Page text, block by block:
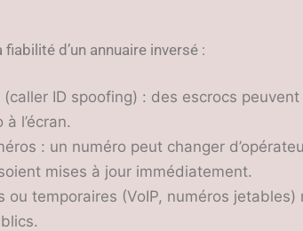
d’un annuaire inversé :
(caller ID spoofing) : des escrocs
l’écran.
: un numéro peut changer
mises à jour immédiatement.
ou temporaires (VoIP, numéros